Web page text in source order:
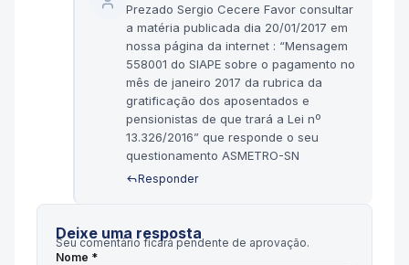
Prezado Sergio Cecere Favor consultar
a matéria publicada dia 20/01/2017 em
nossa página da internet : “Mensagem
558001 do SIAPE sobre o pagamento no
mês de janeiro 2017 da rubrica da
gratificação dos aposentados e
pensionistas de que trará a Lei nº
13.326/2016” que responde o seu
questionamento ASMETRO-SN
Responder
Deixe uma resposta
Seu comentário ficará pendente de aprovação.
Nome *